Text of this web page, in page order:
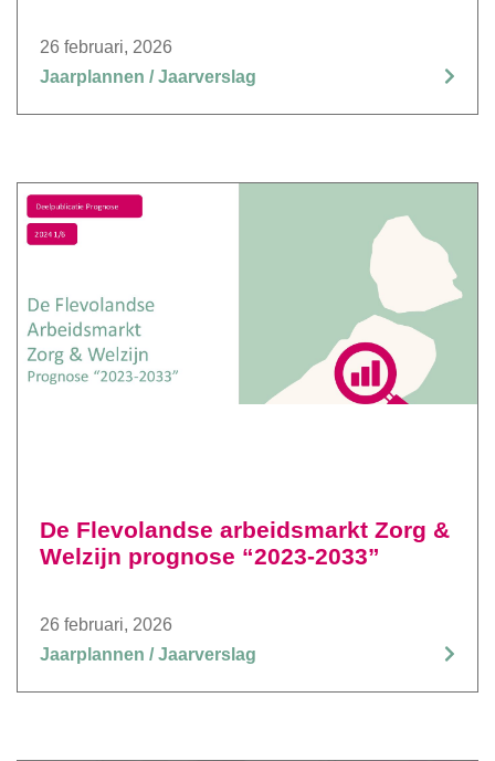
26 februari, 2026
Jaarplannen / Jaarverslag
De Flevolandse arbeidsmarkt Zorg &
Welzijn prognose “2023-2033”
26 februari, 2026
Jaarplannen / Jaarverslag